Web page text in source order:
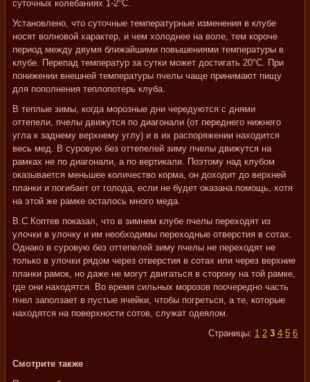
суточных колебаниях 1-2°С.
Установлено, что суточные температурные изменения в клубе
носят волновой характер, и чем холоднее на воле, тем короче
период между двумя ближайшими повышениями температуры в
клубе. Перепад температур за сутки может достигать 20°С. При
понижении внешней температуры пчелы чаще принимают пищу
для пополнения теплопотерь клуба.
В теплые зимы, когда морозные дни чередуются с днями
оттепели, пчелы движутся по диагонали (от переднего нижнего
угла к заднему верхнему углу) и в их распоряжении находится
весь мед. В суровую без оттепелей зиму пчелы движутся на
рамках не по диагонали, а по вертикали. Поэтому над клубом
оказывается меньшее количество корма, он доходит до верхней
планки и погибает от голода, если не будет оказана помощь, хотя
на этой же рамке осталось много меда.
В.С.Коптев показал, что в зимнем клубе пчелы переходят из
улочки в улочку и им необходимы переходные отверстия в сотах.
Однако в суровую без оттепелей зиму пчелы не переходят не
только в улочки рядом через отверстия в сотах или через верхние
планки рамок, но даже не могут двигаться в сторону на той рамке,
где они находятся. Во время сильных морозов поочередно часть
пчел заползает в пустые ячейки, чтобы погреться, а те, которые
находятся на поверхности сотов, служат одеялом.
Страницы: 1 2 3 4 5 6
Смотрите также